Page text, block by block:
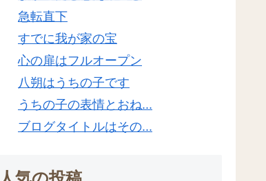
急転直下
すでに我が家の宝
心の扉はフルオープン
八朔はうちの子です
うちの子の表情とおね...
ブログタイトルはその...